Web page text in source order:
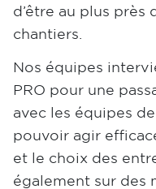
d’être au plus près
chantiers.
Nos équipes
PRO pour une
avec les équipes
pouvoir agir
et le choix des
également sur des